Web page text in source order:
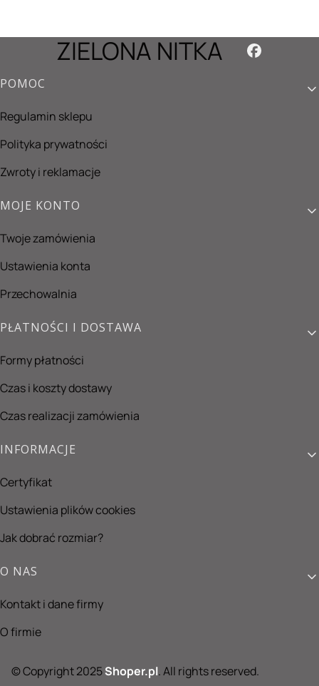
ZIELONA NITKA
Linki w stopce
POMOC
Regulamin sklepu
Polityka prywatności
Zwroty i reklamacje
MOJE KONTO
Twoje zamówienia
Ustawienia konta
Przechowalnia
PŁATNOŚCI I DOSTAWA
Formy płatności
Czas i koszty dostawy
Czas realizacji zamówienia
INFORMACJE
Certyfikat
Ustawienia plików cookies
Jak dobrać rozmiar?
O NAS
Kontakt i dane firmy
O firmie
© Copyright 2025Shoper.pl. All rights reserved.